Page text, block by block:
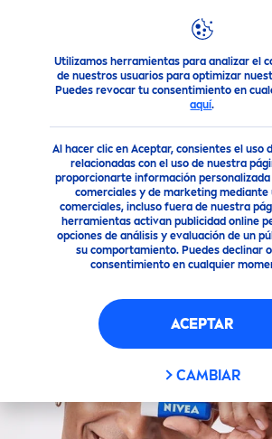
Utilizamos herramientas para analizar el
de nuestros usuarios para optimizar
Puedes revocar tu consentimiento en
aquí.
Al hacer clic en Aceptar, consientes el uso
relacionadas con el uso de nuestra
proporcionarte información
comerciales y de marketing mediante
comerciales, incluso fuera de nuestra
herramientas activan publicidad online
opciones de análisis y evaluación de un
su comportamiento. Puedes declinar
consentimiento en cualquier
ACEPTAR
CAMBIAR
Nuestros Productos Cuidado Facial
(196)
PROTECTOR LABIAL
CARE